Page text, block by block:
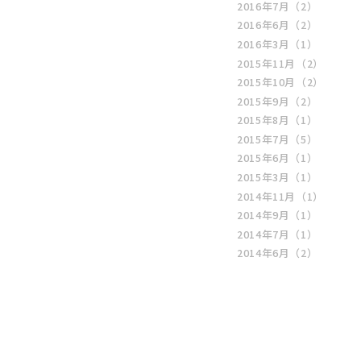
2016年7月 （2）
2016年6月 （2）
2016年3月 （1）
2015年11月
（2）
2015年10月
（2）
2015年9月 （2）
2015年8月 （1）
2015年7月 （5）
2015年6月 （1）
2015年3月 （1）
2014年11月
（1）
2014年9月 （1）
2014年7月 （1）
2014年6月 （2）